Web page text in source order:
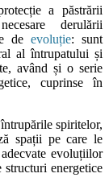
a păstrării
derulării
de evoluție: sunt
al întrupatului și
având și o serie
cuprinse în
spiritelor,
spații pe care le
evoluțiilor
energetice